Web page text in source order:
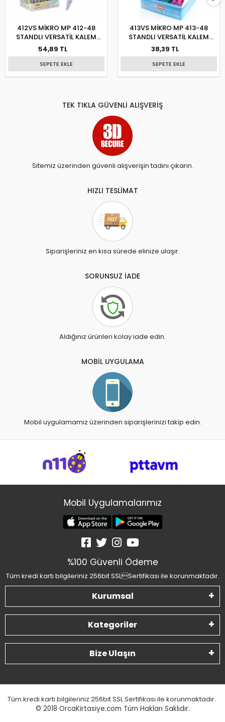
412VS MİKRO MP 412-48
STANDLI VERSATİL KALEM
0,7MM
54,89 TL
SEPETE EKLE
413VS MİKRO MP 413-48
STANDLI VERSATİL KALEM
0,7MM
38,39 TL
SEPETE EKLE
TEK TIKLA GÜVENLİ ALIŞVERİŞ
Sitemiz üzerinden güvenli alışverişin tadını çıkarın.
HIZLI TESLİMAT
Siparişleriniz en kısa sürede elinize ulaşır.
SORUNSUZ İADE
Aldığınız ürünleri kolay iade edin.
MOBİL UYGULAMA
Mobil uygulamamız üzerinden siparişlerinizi takip edin.
Mobil Uygulamalarımız
%100 Güvenli Ödeme
Tüm kredi kartı bilgileriniz 256bit SSLSertifikası ile korunmaktadır.
Kurumsal
Kategoriler
Bize Ulaşın
Tüm kredi kartı bilgileriniz 256bit SSL Sertifikası ile korunmaktadır.
© 2018 OrcaKirtasiye.com Tüm Hakları Saklıdır.